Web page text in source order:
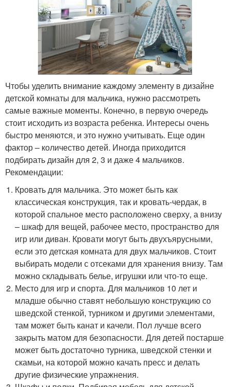
Чтобы уделить внимание каждому элементу в дизайне
детской комнаты для мальчика, нужно рассмотреть
самые важные моменты. Конечно, в первую очередь
стоит исходить из возраста ребенка. Интересы очень
быстро меняются, и это нужно учитывать. Еще один
фактор – количество детей. Иногда приходится
подбирать дизайн для 2, 3 и даже 4 мальчиков.
Рекомендации:
Кровать для мальчика. Это может быть как
классическая конструкция, так и кровать-чердак, в
которой спальное место расположено сверху, а внизу
– шкаф для вещей, рабочее место, пространство для
игр или диван. Кровати могут быть двухъярусными,
если это детская комната для двух мальчиков. Стоит
выбирать модели с отсеками для хранения внизу. Там
можно складывать белье, игрушки или что-то еще.
Место для игр и спорта. Для мальчиков 10 лет и
младше обычно ставят небольшую конструкцию со
шведской стенкой, турником и другими элементами,
там может быть канат и качели. Пол лучше всего
закрыть матом для безопасности. Для детей постарше
может быть достаточно турника, шведской стенки и
скамьи, на которой можно качать пресс и делать
другие физические упражнения.